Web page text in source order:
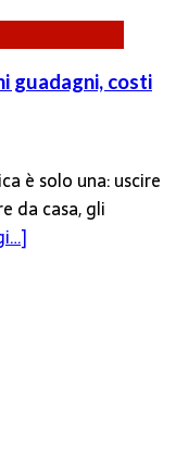
guadagni, costi
è solo una: uscire
da casa, gli